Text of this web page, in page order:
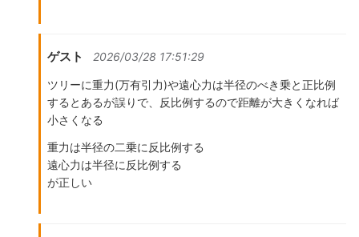
ゲスト 2026/03/28 17:51:29
ツリーに重力(万有引力)や遠心力は半径のべき乗と正比例
するとあるが誤りで、反比例するので距離が大きくなれば
小さくなる
重力は半径の二乗に反比例する
遠心力は半径に反比例する
が正しい